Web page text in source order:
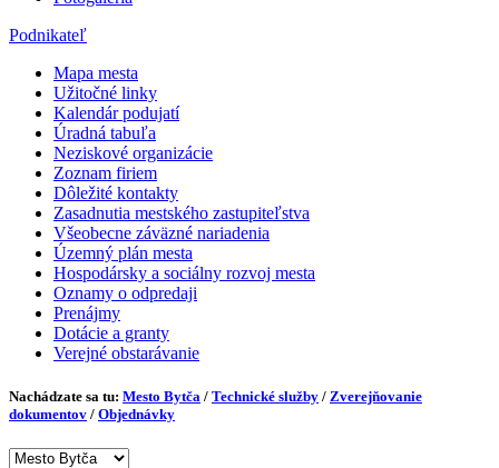
Podnikateľ
Mapa mesta
Užitočné linky
Kalendár podujatí
Úradná tabuľa
Neziskové organizácie
Zoznam firiem
Dôležité kontakty
Zasadnutia mestského zastupiteľstva
Všeobecne záväzné nariadenia
Územný plán mesta
Hospodársky a sociálny rozvoj mesta
Oznamy o odpredaji
Prenájmy
Dotácie a granty
Verejné obstarávanie
Nachádzate sa tu: Mesto Bytča / Technické služby / Zverejňovanie
dokumentov / Objednávky